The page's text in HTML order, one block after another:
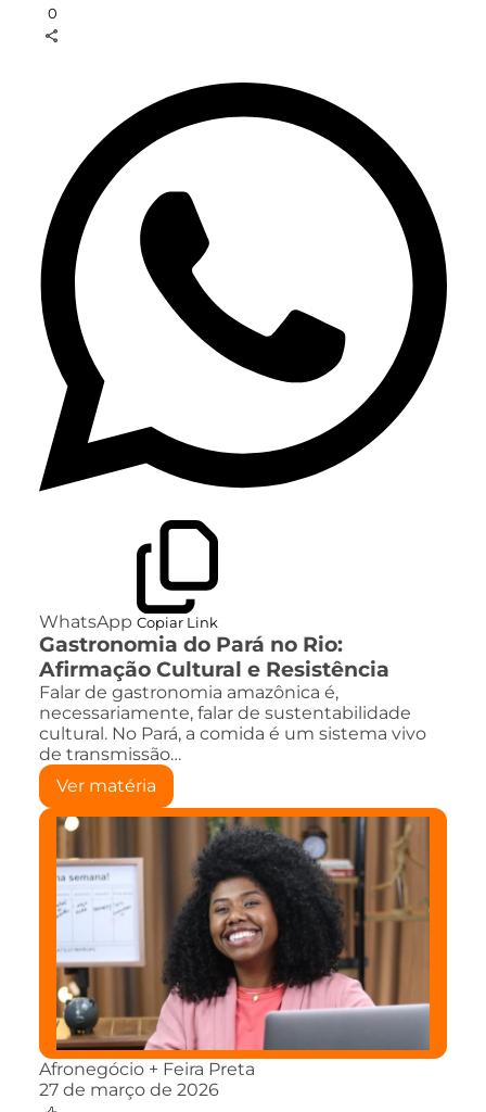
0
WhatsApp Copiar Link
Gastronomia do Pará no Rio:
Afirmação Cultural e Resistência
Falar de gastronomia amazônica é,
necessariamente, falar de sustentabilidade
cultural. No Pará, a comida é um sistema vivo
de transmissão…
Ver matéria
Afronegócio + Feira Preta
27 de março de 2026